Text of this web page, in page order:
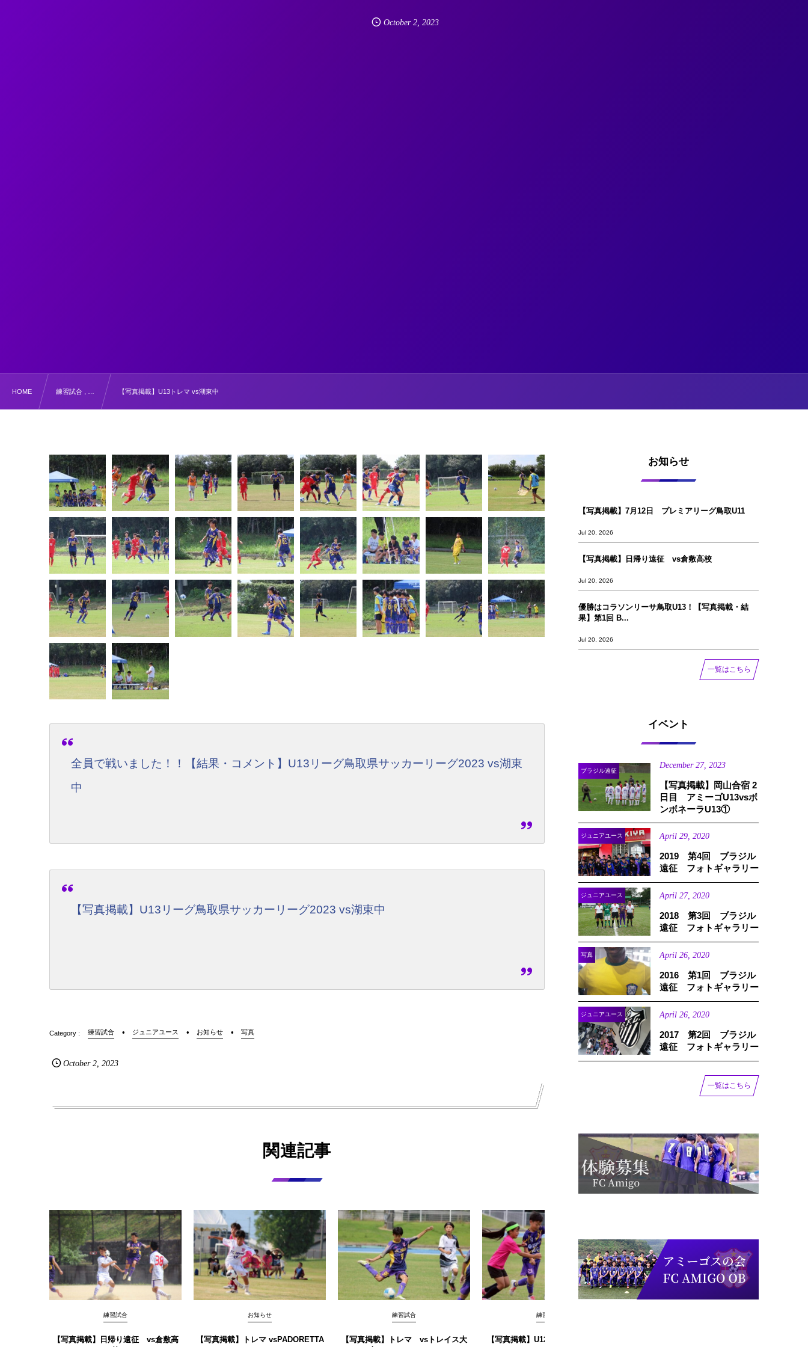
October 2, 2023
HOME 練習試合 , … 【写真掲載】U13トレマ vs湖東中
全員で戦いました！！【結果・コメント】U13リーグ鳥取県サッカーリーグ2023 vs湖東
中
【写真掲載】U13リーグ鳥取県サッカーリーグ2023 vs湖東中
練習試合 ジュニアユース お知らせ 写真
October 2 ,2023
関連記事
練習試合
【写真掲載】日帰り遠征 vs倉敷高
お知らせ
【写真掲載】トレマ vsPADORETTA
練習試合
【写真掲載】トレマ vsトレイス大
練習試合
【写真掲載】U12トレーニングマッ
お知らせ
【写真掲載】7月12日 プレミアリーグ鳥取U11
Jul 20, 2026
【写真掲載】日帰り遠征 vs倉敷高校
Jul 20, 2026
優勝はコラソンリーサ鳥取U13！【写真掲載‪‪‪︎︎・結
果】第1回 B...
Jul 20, 2026
一覧はこちら
イベント
ブラジル遠征
December 27, 2023
【写真掲載】岡山合宿 2
日目 アミーゴU13vsボ
ンボネーラU13①
ジュニアユース April 29 2020
2019 第4回 ブラジル
遠征 フォトギャラリー
ジュニアユース April 27, 2020
2018 第3回 ブラジル
遠征 フォトギャラリー
写真 April 26 2020
2016 第1回 ブラジル
遠征 フォトギャラリー
ジュニアユース April 26 2020
2017 第2回 ブラジル
遠征 フォトギャラリー
一覧はこちら